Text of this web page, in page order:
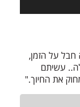
חבל על הזמן,
עשיתם
את החיוך."